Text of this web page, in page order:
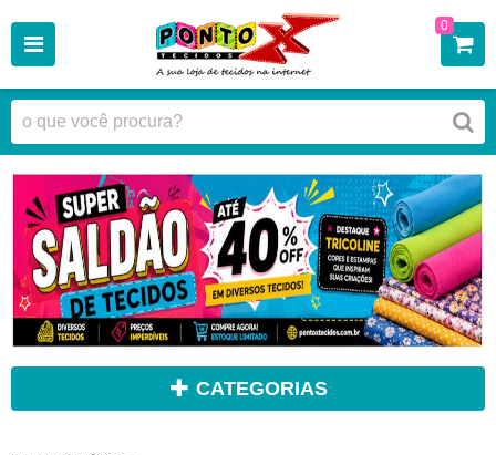
0
CATEGORIAS